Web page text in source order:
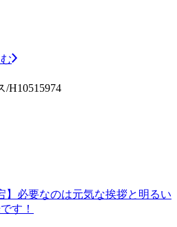
H10515974
必要なのは元気な挨拶と明るい
す！